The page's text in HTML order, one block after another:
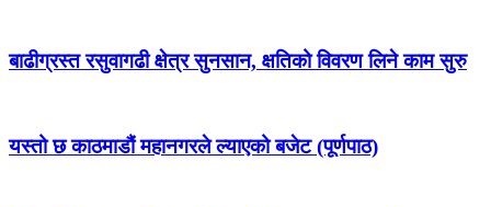
बाढीग्रस्त रसुवागढी क्षेत्र सुनसान, क्षतिको विवरण लिने काम सुरु
यस्तो छ काठमाडौं महानगरले ल्याएको बजेट (पूर्णपाठ)